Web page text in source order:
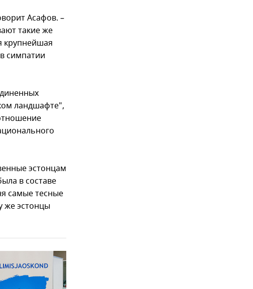
Асафов. –
такие же
крупнейшая
симпатии
ландшафте",
эстонцам
в составе
самые тесные
же эстонцы